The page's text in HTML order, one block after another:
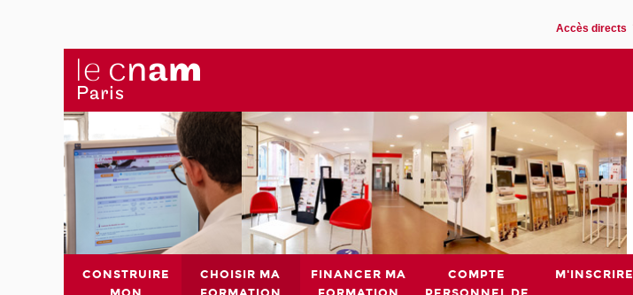
Accès directs
CONSTRUIRE
CHOISIR MA
FINANCER MA
COMPTE
M'INSCRIRE